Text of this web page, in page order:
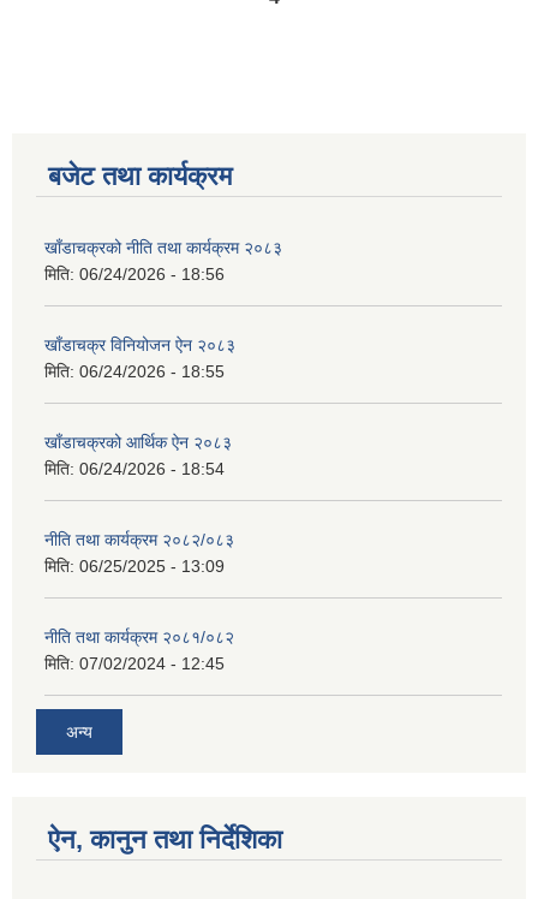
बजेट तथा कार्यक्रम
खाँडाचक्रको नीति तथा कार्यक्रम २०८३
मिति: 06/24/2026 - 18:56
खाँडाचक्र विनियोजन ऐन २०८३
मिति: 06/24/2026 - 18:55
खाँडाचक्रको आर्थिक ऐन २०८३
मिति: 06/24/2026 - 18:54
नीति तथा कार्यक्रम २०८२/०८३
मिति: 06/25/2025 - 13:09
नीति तथा कार्यक्रम २०८१/०८२
मिति: 07/02/2024 - 12:45
अन्य
ऐन, कानुन तथा निर्देशिका